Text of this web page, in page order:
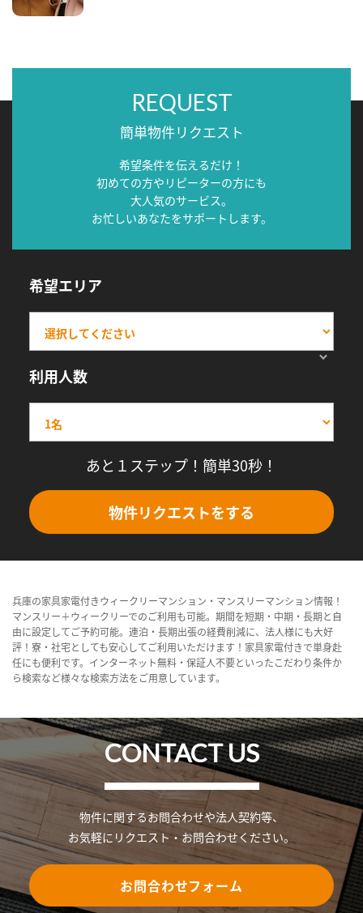
REQUEST
簡単物件リクエスト
希望条件を伝えるだけ！
初めての方やリピーターの方にも
大人気のサービス。
お忙しいあなたをサポートします。
希望エリア
利用人数
あと１ステップ！簡単30秒！
物件リクエストをする
兵庫の家具家電付きウィークリーマンション・マンスリーマンション情報！
マンスリー＋ウィークリーでのご利用も可能。期間を短期・中期・長期と自
由に設定してご予約可能。連泊・長期出張の経費削減に、法人様にも大好
評！寮・社宅としても安心してご利用いただけます！家具家電付きで単身赴
任にも便利です。インターネット無料・保証人不要といったこだわり条件か
ら検索など様々な検索方法をご用意しています。
CONTACT US
物件に関するお問合わせや法人契約等、
お気軽にリクエスト・お問合わせください。
お問合わせフォーム